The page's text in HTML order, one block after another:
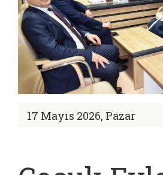
17 Mayıs 2026, Pazar